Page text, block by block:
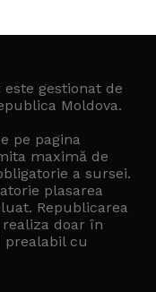
gestionat de
Moldova.
pe pagina
maximă de
a sursei.
plasarea
Republicarea
doar în
prealabil cu